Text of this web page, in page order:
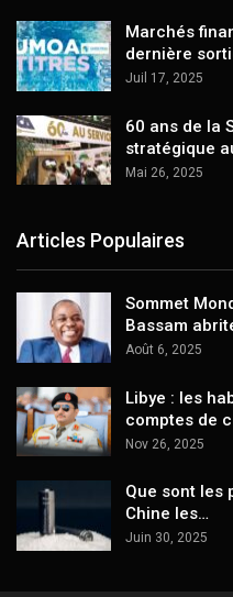
Marchés
dernière
Juil 17, 2025
60 ans de la
stratégique
Mai 26, 2025
Articles Populaires
Sommet
Bassam
Août 6, 2025
Libye : les
comptes de
Nov 26, 2025
Que sont les
Chine les…
Juin 30, 2025